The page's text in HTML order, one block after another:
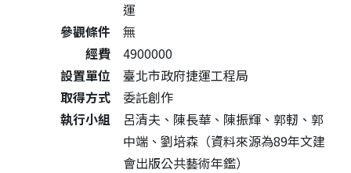
運
參觀條件
無
經費
4900000
設置單位
臺北市政府捷運工程局
取得方式
委託創作
執行小組
呂清夫、陳長華、陳振輝、郭軔、郭
中端、劉培森（資料來源為89年文建
會出版公共藝術年鑑）